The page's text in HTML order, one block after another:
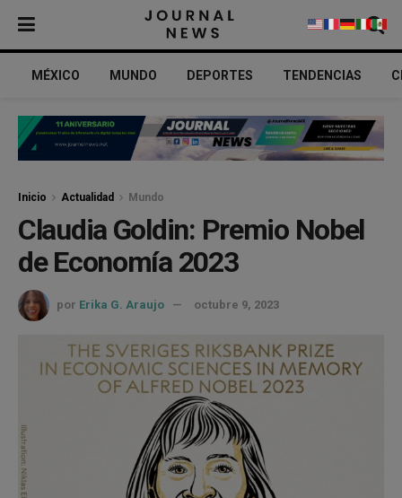
MÉXICO MUNDO DEPORTES TENDENCIAS
Inicio Actualidad Mundo
Claudia Goldin: Premio Nobel
de Economía 2023
por Erika G. Araujo octubre 9, 2023